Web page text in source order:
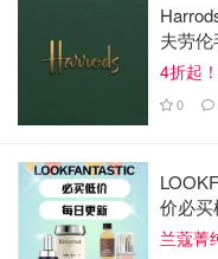
夫劳
4折起！
0
价必买
兰蔻菁